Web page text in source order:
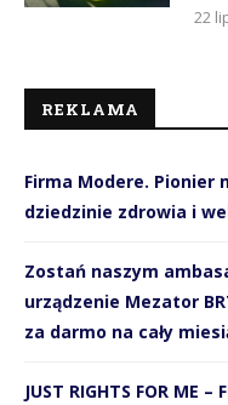
22
REKLAMA
Firma Modere.
dziedzinie zdrowia i
Zostań naszym
urządzenie Mezator
za darmo na cały
JUST RIGHTS FOR ME –